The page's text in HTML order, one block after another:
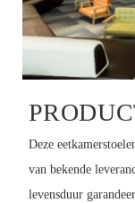
Deze
van bekende
levensduur